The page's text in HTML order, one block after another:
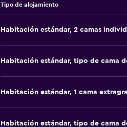
Tipo de alojamiento
Habitación estándar, 2 camas
Habitación estándar, tipo de cama
Habitación estándar, 1 cama
Habitación estándar, tipo de cama